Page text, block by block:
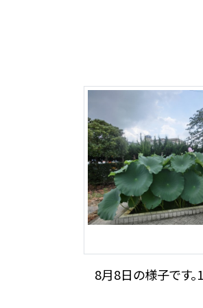
8月8日の様子です。